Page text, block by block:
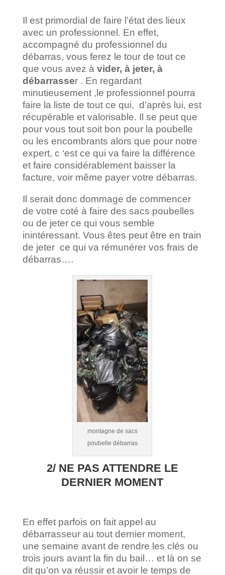
Il est primordial de faire l’état des lieux
avec un professionnel. En effet,
accompagné du professionnel du
débarras, vous ferez le tour de tout ce
que vous avez à vider, à jeter, à
débarrasser . En regardant
minutieusement ,le professionnel pourra
faire la liste de tout ce qui, d’après lui, est
récupérable et valorisable. Il se peut que
pour vous tout soit bon pour la poubelle
ou les encombrants alors que pour notre
expert, c ‘est ce qui va faire la différence
et faire considérablement baisser la
facture, voir même payer votre débarras.
Il serait donc dommage de commencer
de votre coté à faire des sacs poubelles
ou de jeter ce qui vous semble
inintéressant. Vous êtes peut être en train
de jeter ce qui va rémunérer vos frais de
débarras….
montagne de sacs
poubelle débarras
2/ NE PAS ATTENDRE LE
DERNIER MOMENT
En effet parfois on fait appel au
débarrasseur au tout dernier moment,
une semaine avant de rendre les clés ou
trois jours avant la fin du bail… et là on se
dit qu’on va réussir et avoir le temps de